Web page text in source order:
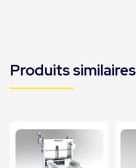
Produits similaires